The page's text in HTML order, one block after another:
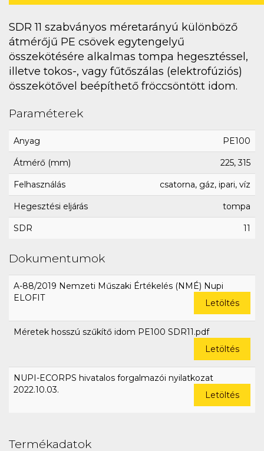
SDR 11 szabványos méretarányú különböző
átmérőjű PE csövek egytengelyű
összekötésére alkalmas tompa hegesztéssel,
illetve tokos-, vagy fűtőszálas (elektrofúziós)
összekötővel beépíthető fröccsöntött idom.
Paraméterek
Anyag PE100
Átmérő (mm) 225, 315
Felhasználás csatorna, gáz, ipari, víz
Hegesztési eljárás tompa
SDR 11
Dokumentumok
A-88/2019 Nemzeti Műszaki Értékelés (NMÉ) Nupi
ELOFIT
Letöltés
Méretek hosszú szűkítő idom PE100 SDR11.pdf
Letöltés
NUPI-ECORPS hivatalos forgalmazói nyilatkozat
2022.10.03.
Letöltés
Termékadatok